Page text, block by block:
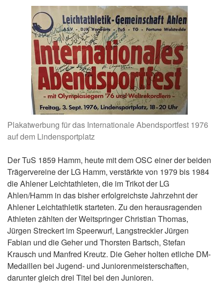
Plakatwerbung für das Internationale Abendsportfest 1976
auf dem Lindensportplatz
Der TuS 1859 Hamm, heute mit dem OSC einer der beiden
Trägervereine der LG Hamm, verstärkte von 1979 bis 1984
die Ahlener Leichtathleten, die im Trikot der LG
Ahlen/Hamm in das bisher erfolgreichste Jahrzehnt der
Ahlener Leichtathletik starteten. Zu den herausragenden
Athleten zählten der Weitspringer Christian Thomas,
Jürgen Streckert im Speerwurf, Langstreckler Jürgen
Fabian und die Geher und Thorsten Bartsch, Stefan
Krausch und Manfred Kreutz. Die Geher holten etliche DM-
Medaillen bei Jugend- und Juniorenmeisterschaften,
darunter gleich drei Titel bei den Junioren.